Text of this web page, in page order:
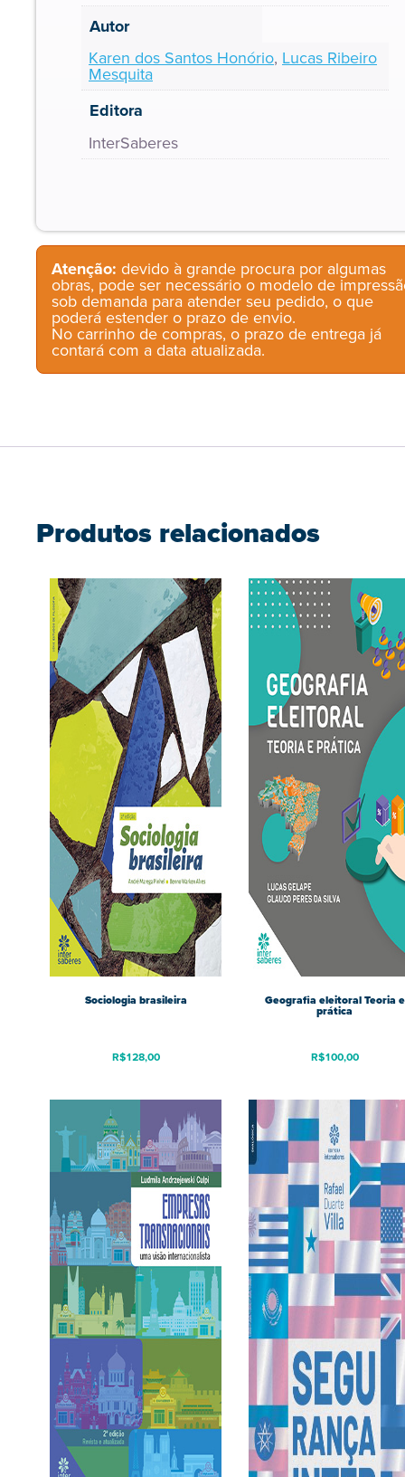
Autor
Karen dos Santos Honório, Lucas Ribeiro
Mesquita
Editora
InterSaberes
Atenção: devido à grande procura por algumas
obras, pode ser necessário o modelo de
sob demanda para atender seu pedido, o que
poderá estender o prazo de envio.
No carrinho de compras, o prazo de entrega já
contará com a data atualizada.
Produtos relacionados
Sociologia brasileira
R$128,00
Geografia eleitoral Teoria e
prática
R$100,00